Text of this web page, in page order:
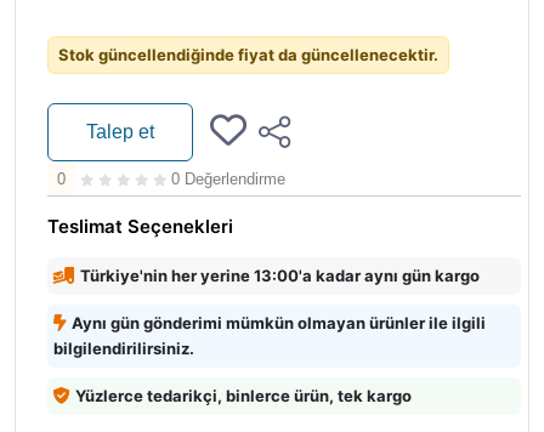
Stok güncellendiğinde fiyat da güncellenecektir.
Talep et
0 0 Değerlendirme
Teslimat Seçenekleri
Türkiye'nin her yerine 13:00'a kadar aynı gün kargo
Aynı gün gönderimi mümkün olmayan ürünler ile ilgili
bilgilendirilirsiniz.
Yüzlerce tedarikçi, binlerce ürün, tek kargo